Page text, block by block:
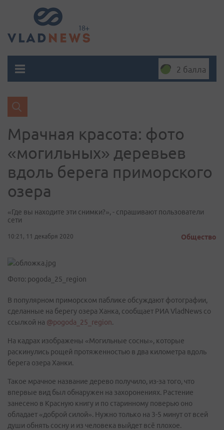
2 балла
Мрачная красота: фото
«могильных» деревьев
вдоль берега приморского
озера
«Где вы находите эти снимки?», - спрашивают пользователи
сети
10:21, 11 декабря 2020 Общество
Фото: pogoda_25_region
В популярном приморском паблике обсуждают фотографии,
сделанные на берегу озера Ханка, сообщает РИА VladNews со
ссылкой на @pogoda_25_region.
На кадрах изображены «Могильные сосны», которые
раскинулись рощей протяженностью в два километра вдоль
берега озера Ханки.
Такое мрачное название дерево получило, из-за того, что
впервые вид был обнаружен на захоронениях. Растение
занесено в Красную книгу и по старинному поверью оно
обладает «доброй силой». Нужно только на 3-5 минут от всей
души обнять сосну и из человека выйдет всё плохое.